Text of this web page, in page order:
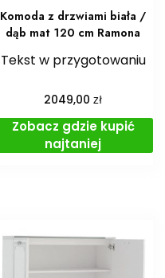
Komoda z drzwiami biała /
dąb mat 120 cm Ramona
Tekst w przygotowaniu
2049,00zł
Zobacz gdzie kupić
najtaniej